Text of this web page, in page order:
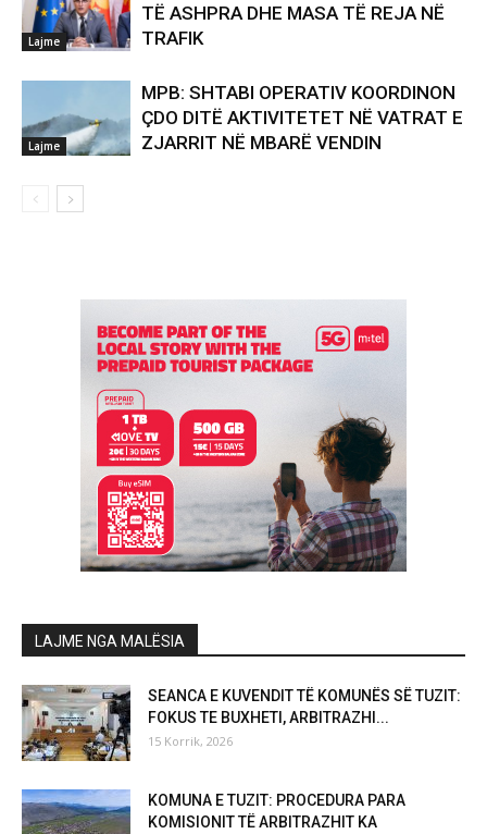
Lajme
TË ASHPRA DHE MASA TË REJA NË
TRAFIK
Lajme
MPB: SHTABI OPERATIV KOORDINON
ÇDO DITË AKTIVITETET NË VATRAT E
ZJARRIT NË MBARË VENDIN
LAJME NGA MALËSIA
SEANCA E KUVENDIT TË KOMUNËS SË TUZIT:
FOKUS TE BUXHETI, ARBITRAZHI...
15 Korrik, 2026
KOMUNA E TUZIT: PROCEDURA PARA
KOMISIONIT TË ARBITRAZHIT KA